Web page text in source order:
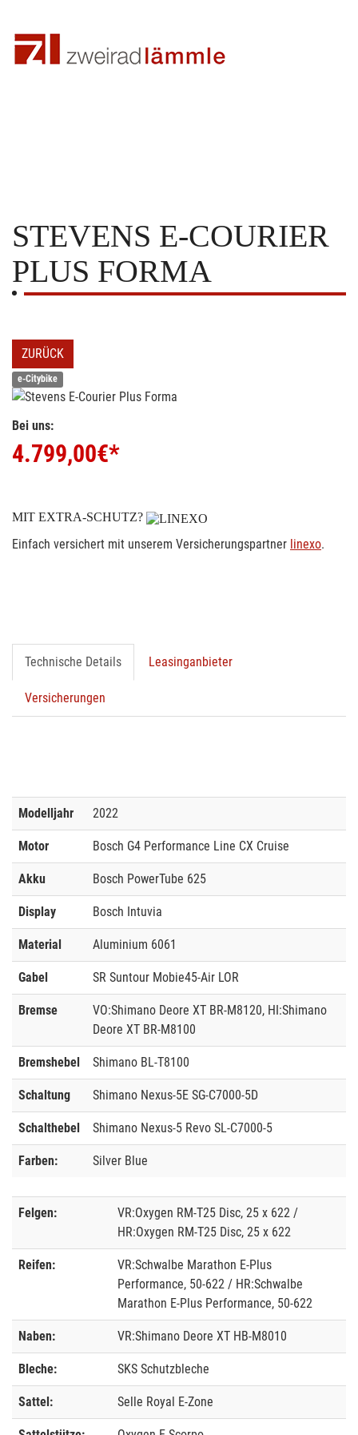
STEVENS E-COURIER
PLUS FORMA
ZURÜCK
e-Citybike
Bei uns:
4.799,00€*
MIT EXTRA-SCHUTZ?
Einfach versichert mit unserem Versicherungspartner linexo.
Technische Details Leasinganbieter
Versicherungen
Modelljahr 2022
Motor Bosch G4 Performance Line CX Cruise
Akku Bosch PowerTube 625
Display Bosch Intuvia
Material Aluminium 6061
Gabel SR Suntour Mobie45-Air LOR
Bremse
VO:Shimano Deore XT BR-M8120, HI:Shimano
Deore XT BR-M8100
Bremshebel Shimano BL-T8100
Schaltung Shimano Nexus-5E SG-C7000-5D
Schalthebel Shimano Nexus-5 Revo SL-C7000-5
Farben: Silver Blue
Felgen:
VR:Oxygen RM-T25 Disc, 25 x 622 /
HR:Oxygen RM-T25 Disc, 25 x 622
Reifen:
VR:Schwalbe Marathon E-Plus
Performance, 50-622 / HR:Schwalbe
Marathon E-Plus Performance, 50-622
Naben: VR:Shimano Deore XT HB-M8010
Bleche: SKS Schutzbleche
Sattel: Selle Royal E-Zone